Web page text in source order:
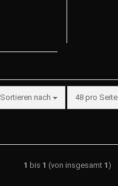
Sortieren nach 48 pro Seite
1 bis 1 (von insgesamt 1 )